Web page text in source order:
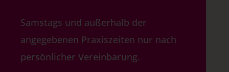
Samstags und außerhalb der
angegebenen Praxiszeiten nur nach
persönlicher Vereinbarung.